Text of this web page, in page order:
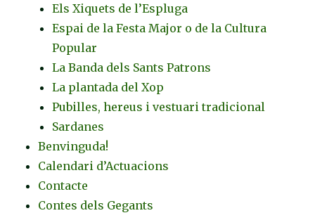
Els Xiquets de l’Espluga
Espai de la Festa Major o de la Cultura
Popular
La Banda dels Sants Patrons
La plantada del Xop
Pubilles, hereus i vestuari tradicional
Sardanes
Benvinguda!
Calendari d’Actuacions
Contacte
Contes dels Gegants